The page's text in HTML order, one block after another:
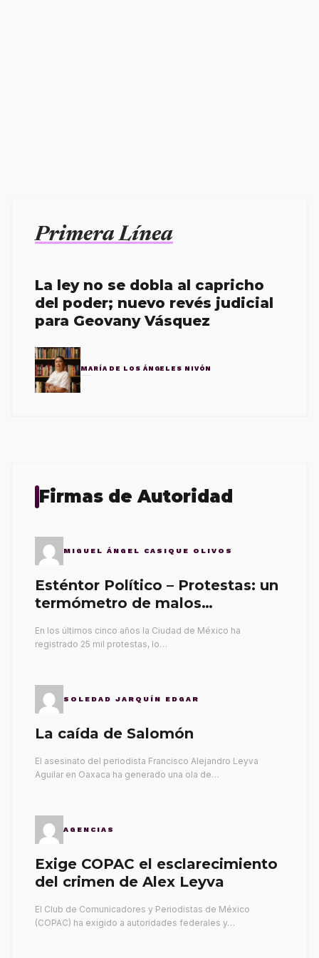
Primera Línea
La ley no se dobla al capricho
del poder; nuevo revés judicial
para Geovany Vásquez
MARÍA DE LOS ÁNGELES NIVÓN
Firmas de Autoridad
MIGUEL ÁNGEL CASIQUE OLIVOS
Esténtor Político – Protestas: un
termómetro de malos
En los últimos cinco años la Ciudad de México ha
registrado 25 mil protestas, lo…
SOLEDAD JARQUÍN EDGAR
La caída de Salomón
El asesinato del periodista Francisco Alejandro Leyva
Aguilar en Oaxaca ha generado una ola de…
AGENCIAS
Exige COPAC el esclarecimiento
del crimen de Alex Leyva
El Club de Comunicadores y Periodistas de México
(COPAC) ha exigido a autoridades federales y…